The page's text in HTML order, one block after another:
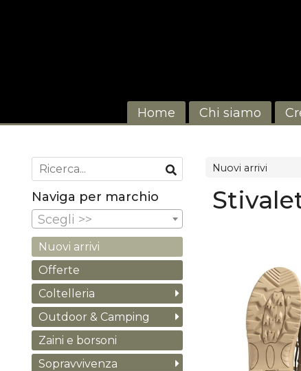
Home Chi siamo
Nuovi arrivi
Naviga per marchio
Scegli >>
Nuovi arrivi
Offerte
Coltelleria
Outdoor & Camping
Zaini e borsoni
Sopravvivenza